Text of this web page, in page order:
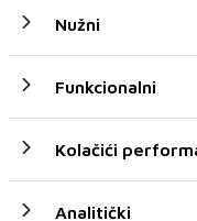
Nužni
Funkcionalni
Kolačići
Analitički